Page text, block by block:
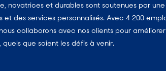
novatrices et durables sont soutenues par
des services personnalisés. Avec 4 200
collaborons avec nos clients pour
que soient les défis à venir.